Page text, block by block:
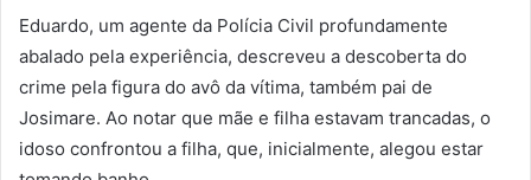
Eduardo, um agente da Polícia Civil profundamente
abalado pela experiência, descreveu a descoberta do
crime pela figura do avô da vítima, também pai de
Josimare. Ao notar que mãe e filha estavam trancadas, o
idoso confrontou a filha, que, inicialmente, alegou estar